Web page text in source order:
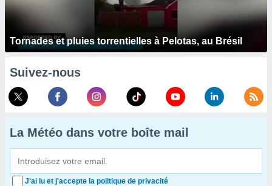
Tornades et pluies torrentielles à Pelotas, au Brésil
Suivez-nous
La Météo dans votre boîte mail
J'ai lu et j'accepte la politique de privacité